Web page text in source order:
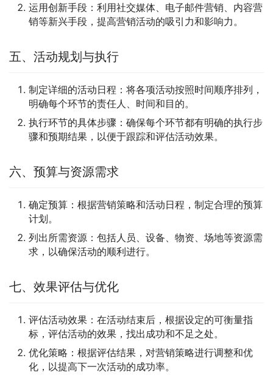
运用创新手段：利用社交媒体、电子邮件营销、内容营
销等新兴手段，提高营销活动的吸引力和影响力。
五、活动规划与执行
制定详细的活动日程：将各项活动按照时间顺序排列，
明确每个环节的责任人、时间和目的。
执行环节的具体步骤：确保每个环节都有明确的执行步
骤和预期结果，以便于跟踪和评估活动效果。
六、预算与资源需求
确定预算：根据营销策略和活动日程，制定合理的预算
计划。
列出所需资源：包括人员、设备、物资、场地等资源需
求，以确保活动的顺利进行。
七、效果评估与优化
评估活动效果：在活动结束后，根据设定的可衡量指
标，评估活动的效果，找出成功和不足之处。
优化策略：根据评估结果，对营销策略进行调整和优
化，以提高下一次活动的成功率。